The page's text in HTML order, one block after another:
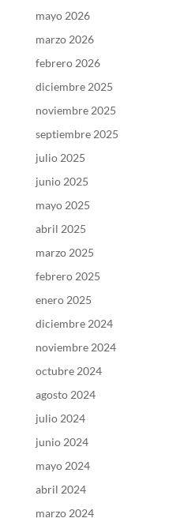
mayo 2026
marzo 2026
febrero 2026
diciembre 2025
noviembre 2025
septiembre 2025
julio 2025
junio 2025
mayo 2025
abril 2025
marzo 2025
febrero 2025
enero 2025
diciembre 2024
noviembre 2024
octubre 2024
agosto 2024
julio 2024
junio 2024
mayo 2024
abril 2024
marzo 2024